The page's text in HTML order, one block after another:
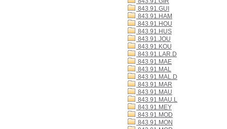
843.91.GUI
843.91.HAM
843.91.HOU
843.91.HUS
843.91.JOU
843.91.KOU
843.91.LAR.D
843.91.MAE
843.91.MAL
843.91.MAL.D
843.91.MAR
843.91.MAU
843.91.MAU.L
843.91.MEY
843.91.MOD
843.91.MON